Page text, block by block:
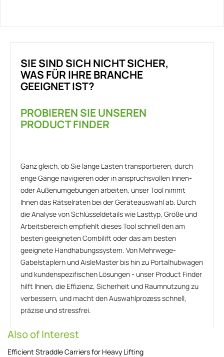
SIE SIND SICH NICHT SICHER,
WAS FÜR IHRE BRANCHE
GEEIGNET IST?
PROBIEREN SIE UNSEREN
PRODUCT FINDER
Ganz gleich, ob Sie lange Lasten transportieren, durch
enge Gänge navigieren oder in anspruchsvollen Innen-
oder Außenumgebungen arbeiten, unser Tool nimmt
Ihnen das Rätselraten bei der Geräteauswahl ab. Durch
die Analyse von Schlüsseldetails wie Lasttyp, Größe und
Arbeitsbereich empfiehlt dieses Tool schnell den am
besten geeigneten Combilift oder das am besten
geeignete Handhabungssystem. Von Mehrwege-
Gabelstaplern und AisleMaster bis hin zu Portalhubwagen
und kundenspezifischen Lösungen - unser Product Finder
hilft Ihnen, die Effizienz, Sicherheit und Raumnutzung zu
verbessern, und macht den Auswahlprozess schnell,
präzise und stressfrei.
Also of Interest
Efficient Straddle Carriers for Heavy Lifting